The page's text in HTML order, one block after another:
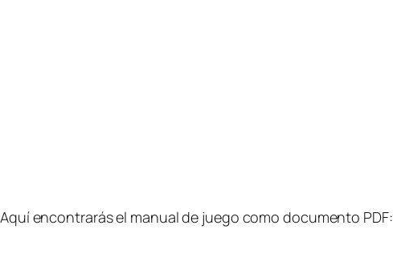
encontrarás el manual de juego como documento PDF: